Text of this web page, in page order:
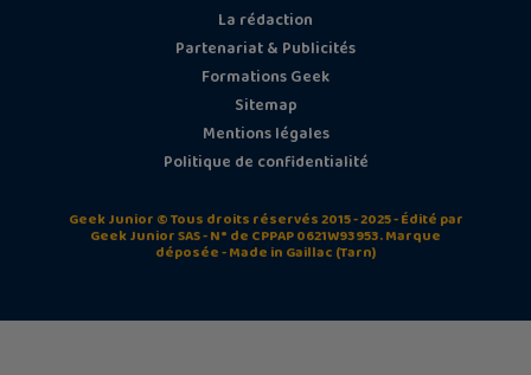
La rédaction
Partenariat & Publicités
Formations Geek
Sitemap
Mentions légales
Politique de confidentialité
Geek Junior © Tous droits réservés 2015 - 2025 - Édité par
Geek Junior SAS - N° de CPPAP 0621W93953. Marque
déposée - Made in Gaillac (Tarn)